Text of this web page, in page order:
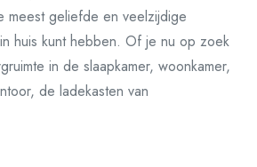
meest geliefde en veelzijdige
huis kunt hebben. Of je nu op zoek
in de slaapkamer, woonkamer,
de ladekasten van